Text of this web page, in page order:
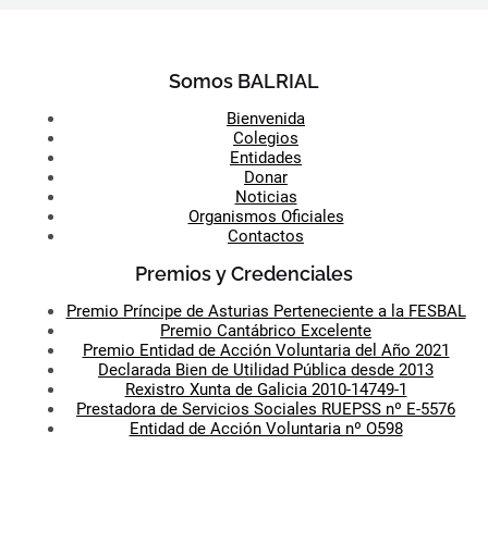
Somos BALRIAL
Bienvenida
Colegios
Entidades
Donar
Noticias
Organismos Oficiales
Contactos
Premios y Credenciales
Premio Príncipe de Asturias Perteneciente a la FESBAL
Premio Cantábrico Excelente
Premio Entidad de Acción Voluntaria del Año 2021
Declarada Bien de Utilidad Pública desde 2013
Rexistro Xunta de Galicia 2010-14749-1
Prestadora de Servicios Sociales RUEPSS nº E-5576
Entidad de Acción Voluntaria nº O598